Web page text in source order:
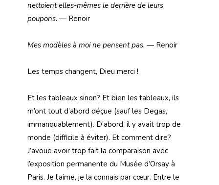
nettoient elles-mêmes le derrière de leurs
poupons. — Renoir
Mes modèles à moi ne pensent pas. — Renoir
Les temps changent, Dieu merci !
Et les tableaux sinon? Et bien les tableaux, ils
m’ont tout d’abord déçue (sauf les Degas,
immanquablement). D’abord, il y avait trop de
monde (difficile à éviter). Et comment dire?
J’avoue avoir trop fait la comparaison avec
l’exposition permanente du Musée d’Orsay à
Paris. Je l’aime, je la connais par cœur. Entre le